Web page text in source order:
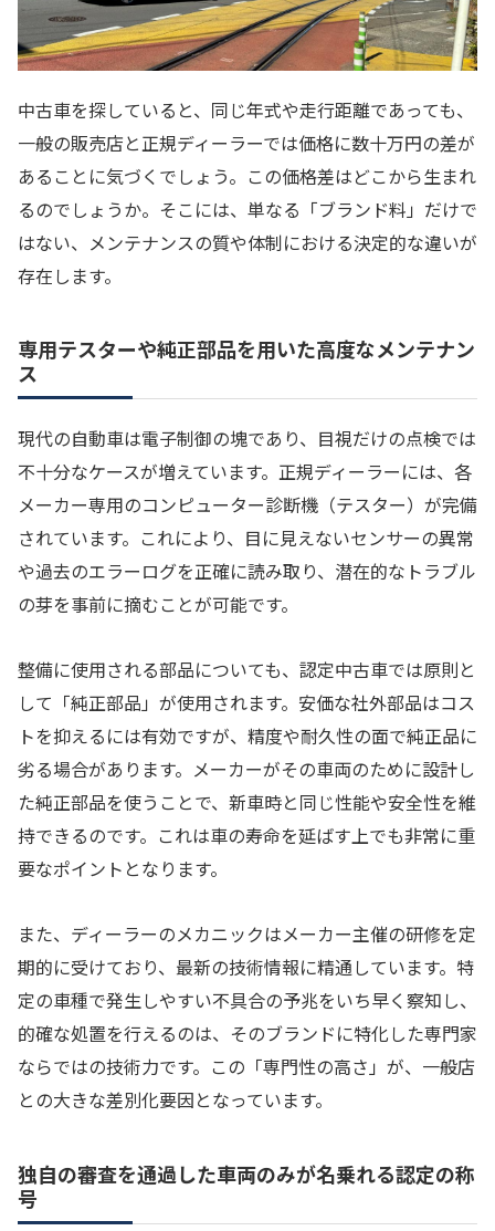
中古車を探していると、同じ年式や走行距離であっても、
一般の販売店と正規ディーラーでは価格に数十万円の差が
あることに気づくでしょう。この価格差はどこから生まれ
るのでしょうか。そこには、単なる「ブランド料」だけで
はない、メンテナンスの質や体制における決定的な違いが
存在します。
専用テスターや純正部品を用いた高度なメンテナン
ス
現代の自動車は電子制御の塊であり、目視だけの点検では
不十分なケースが増えています。正規ディーラーには、各
メーカー専用のコンピューター診断機（テスター）が完備
されています。これにより、目に見えないセンサーの異常
や過去のエラーログを正確に読み取り、潜在的なトラブル
の芽を事前に摘むことが可能です。
整備に使用される部品についても、認定中古車では原則と
して「純正部品」が使用されます。安価な社外部品はコス
トを抑えるには有効ですが、精度や耐久性の面で純正品に
劣る場合があります。メーカーがその車両のために設計し
た純正部品を使うことで、新車時と同じ性能や安全性を維
持できるのです。これは車の寿命を延ばす上でも非常に重
要なポイントとなります。
また、ディーラーのメカニックはメーカー主催の研修を定
期的に受けており、最新の技術情報に精通しています。特
定の車種で発生しやすい不具合の予兆をいち早く察知し、
的確な処置を行えるのは、そのブランドに特化した専門家
ならではの技術力です。この「専門性の高さ」が、一般店
との大きな差別化要因となっています。
独自の審査を通過した車両のみが名乗れる認定の称
号